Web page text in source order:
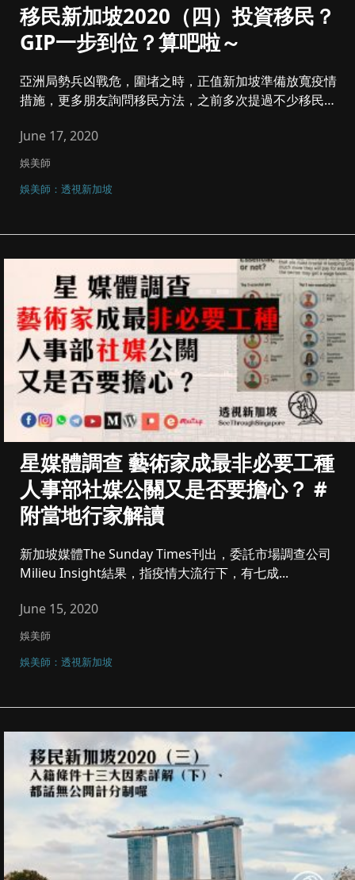
移民新加坡2020（四）投資移民？
GIP一步到位？算吧啦～
亞洲局勢兵凶戰危，圍堵之時，正值新加坡準備放寬疫情
措施，更多朋友詢問移民方法，之前多次提過不少移民顧
June 17, 2020
娛美師
娛美師：透視新加坡
星媒體調查 藝術家成最非必要工種
人事部社媒公關又是否要擔心？ #
附當地行家解讀
新加坡媒體The Sunday Times刊出，委託市場調查公司
Milieu Insight結果，指疫情大流行下，有七成...
June 15, 2020
娛美師
娛美師：透視新加坡